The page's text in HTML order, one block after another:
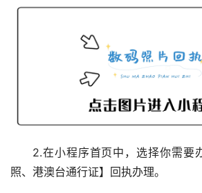
2.在小程序首页中，选择你需要
照、港澳台通行证】回执办理。